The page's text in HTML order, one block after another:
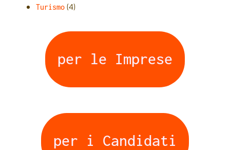
Turismo (4)
per le Imprese
per i Candidati